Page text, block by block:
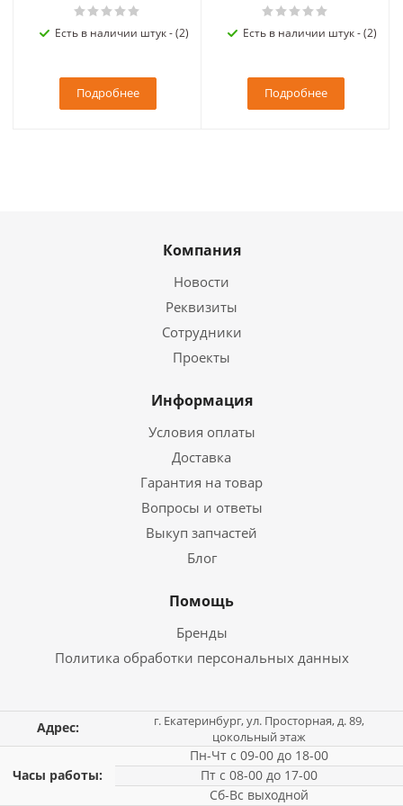
Есть в наличии штук - (2)
Подробнее
Есть в наличии штук - (2)
Подробнее
Компания
Новости
Реквизиты
Сотрудники
Проекты
Информация
Условия оплаты
Доставка
Гарантия на товар
Вопросы и ответы
Выкуп запчастей
Блог
Помощь
Бренды
Политика обработки персональных данных
Адрес:
г. Екатеринбург, ул. Просторная, д. 89,
цокольный этаж
Часы работы:
Пн-Чт с 09-00 до 18-00
Пт с 08-00 до 17-00
Сб-Вс выходной